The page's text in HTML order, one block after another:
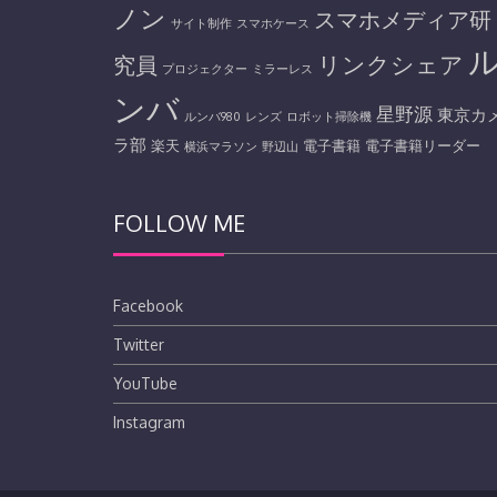
ノン サイト制作 スマホケース スマホメディア研
究員 プロジェクター ミラーレス リンクシェア
ンバ ルンバ980 レンズ ロボット掃除機 星野源 東京カ
ラ部 楽天 横浜マラソン 野辺山 電子書籍 電子書籍リーダー
FOLLOW ME
Facebook
Twitter
YouTube
Instagram